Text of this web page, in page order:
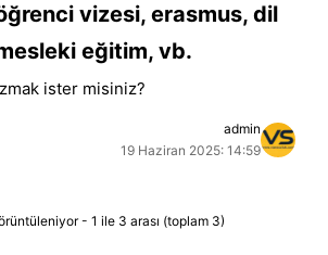
vizesi, erasmus, dil
eğitim, vb.
ister misiniz?
admin
19 Haziran 2025: 14:59
- 1 ile 3 arası (toplam 3)